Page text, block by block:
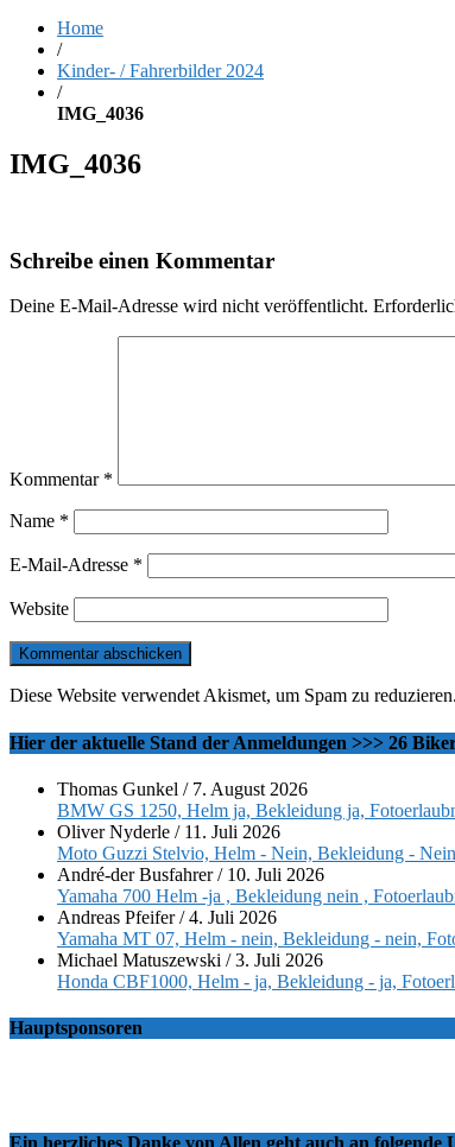
Home
/
Kinder- / Fahrerbilder 2024
/
IMG_4036
IMG_4036
Schreibe einen Kommentar
Deine E-Mail-Adresse wird nicht veröffentlicht.
Kommentar *
Name *
E-Mail-Adresse *
Website
Diese Website verwendet Akismet, um Spam zu reduzieren.
Hier der aktuelle Stand der Anmeldungen >>> 26
Thomas Gunkel / 7. August 2026
BMW GS 1250, Helm ja, Bekleidung ja,
Oliver Nyderle / 11. Juli 2026
Moto Guzzi Stelvio, Helm - Nein, Bekleidung -
André-der Busfahrer/ 10. Juli 2026
Yamaha 700 Helm -ja , Bekleidung nein ,
Andreas Pfeifer/4. Juli 2026
Yamaha MT 07, Helm - nein, Bekleidung - nein,
Michael Matuszewski /3. Juli 2026
Honda CBF1000, Helm - ja, Bekleidung - ja,
Hauptsponsoren
Ein herzliches Danke von Allen geht auch an